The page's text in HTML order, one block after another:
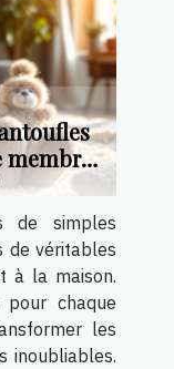
membre
de simples
de véritables
à la maison.
pour chaque
les
inoubliables.